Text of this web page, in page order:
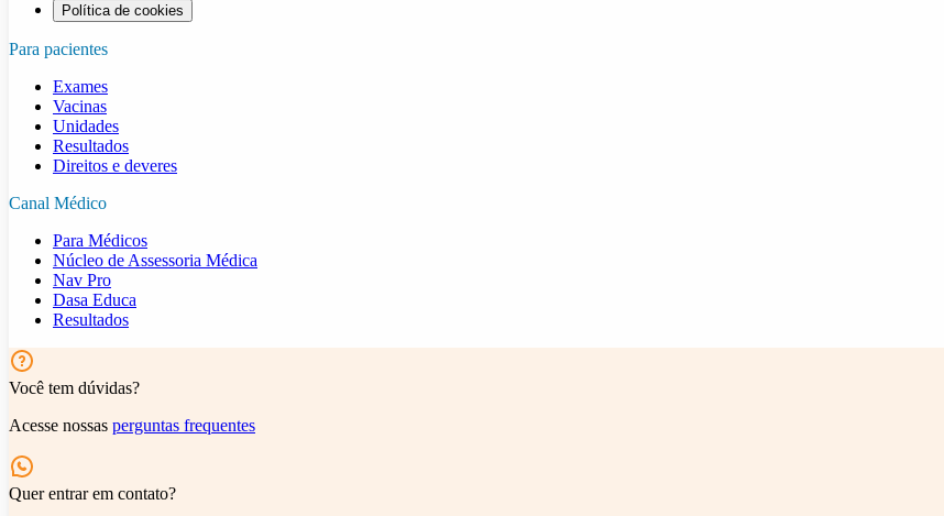
Política de cookies
Para pacientes
Exames
Vacinas
Unidades
Resultados
Direitos e deveres
Canal Médico
Para Médicos
Núcleo de Assessoria Médica
Nav Pro
Dasa Educa
Resultados
Você tem dúvidas?
Acesse nossas perguntas frequentes
Quer entrar em contato?